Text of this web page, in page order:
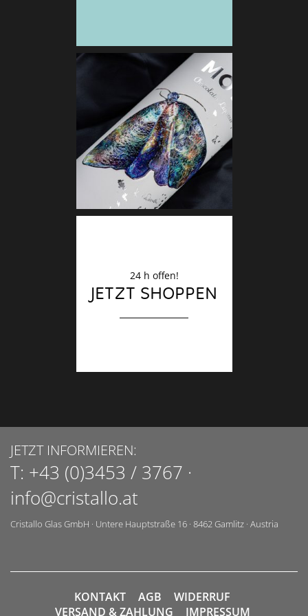
24 h offen!
JETZT SHOPPEN
JETZT INFORMIEREN:
T: +43 (0)3453 / 3767 ·
info@cristallo.at
Cristallo Glas GmbH · Untere Hauptstraße 16 · 8462Gamlitz · Austria
KONTAKT AGB
WIDERRUF
VERSAND & ZAHLUNG
IMPRESSUM